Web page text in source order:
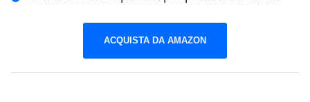
ACQUISTA DA AMAZON